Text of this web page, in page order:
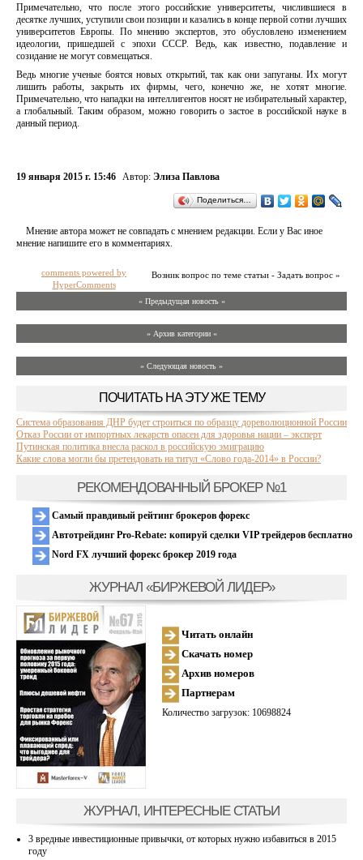
Примечательно, что после этого российские университеты, числившиеся в
десятке лучших, уступили свои позиции и казались в конце первой сотни лучших
университетов Европы. По мнению экспертов, это обусловлено изменением
идеологии, пришедшей с эпохи СССР. Ведь, как известно, подавление и
созидание не могут совмещаться.
Ведь многие ученые боятся новых открытий, так как они запуганы. Их могут
лишить работы, закрыть их фирмы, чего, конечно же, не хотят многие.
Примечательно, что нападки на интеллигентов носят не избирательный характер,
а глобальный. Таким образом, можно говорить о застое в российской науке в
данный период.
19 января 2015 г. 15:46 Автор: Элиза Павлова
Поделиться…
Мнение автора может не совпадать с мнением редакции. Если у Вас иное
мнение напишите его в комментариях.
Возник вопрос по теме статьи - Задать вопрос »
comments powered by
HyperComments
« Предыдущая новость «
» Архив категории «
» Следующая новость »
ПОЧИТАТЬ НА ЭТУ ЖЕ ТЕМУ
Система образования ДНР будет строиться по образцу дореволюционной России
Отказ России от импортных лекарств опасен для здоровья нации – эксперт
Путинская политика внесла раскол в российскую эмиграцию
Какие слова могли бы претендовать на титул «Слово года-2014» в России?
РЕКОМЕНДОВАННЫЙ БРОКЕР №1
Самый правдивый рейтинг брокеров форекс
Автотрейдинг Pro-Rebate: копируй сделки VIP трейдеров бесплатно
Nord FX лучший форекс брокер 2019 года
ЖУРНАЛ «БИРЖЕВОЙ ЛИДЕР»
Читать онлайн
Скачать номер
Архив номеров
Партнерам
Количество загрузок: 10698824
ЖУРНАЛ, ИНТЕРЕСНЫЕ СТАТЬИ
3 вредные инвестиционные привычки, от которых нужно избавиться в 2015
году